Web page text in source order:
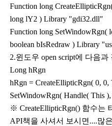
Function long
long lY2 ) Library "gdi32.dll"
Function long SetWindowRgn(
boolean bIsRedraw ) Library
2.윈도우 open script에 다음
Long hRgn
hRgn = CreateEllipticRgn( 0,
SetWindowRgn( Handle( This
※ CreateEllipticRgn() 함수는
API책을 사셔서 보시면....많